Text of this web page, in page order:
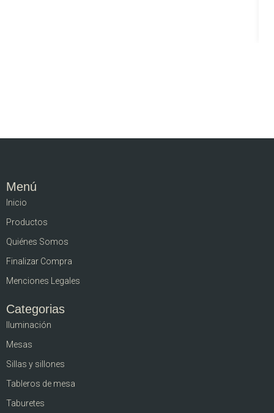
Menú
Inicio
Productos
Quiénes Somos
Finalizar Compra
Menciones Legales
Categorias
Iluminación
Mesas
Sillas y sillones
Tableros de mesa
Taburetes